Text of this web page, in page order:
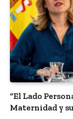
“El Lado
Maternidad y